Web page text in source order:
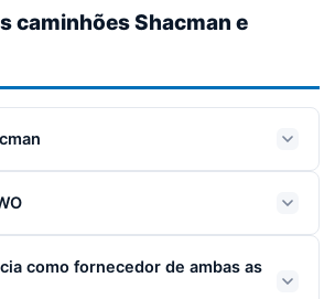
caminhões Shacman e
como fornecedor de ambas as